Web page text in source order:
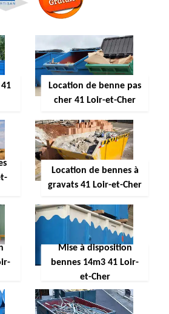
Location de benne pas
cher 41 Loir-et-Cher
Location de bennes à
gravats 41 Loir-et-Cher
Mise à disposition
bennes 14m3 41 Loir-
et-Cher